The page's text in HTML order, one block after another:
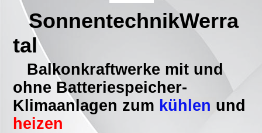
SonnentechnikWerra
tal
Balkonkraftwerke mit und
ohne Batteriespeicher-
Klimaanlagen zum kühlen und
heizen